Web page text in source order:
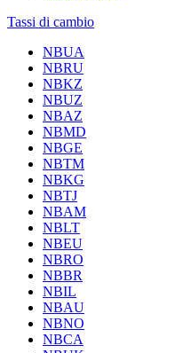
Tassi di cambio
NBUA
NBRU
NBKZ
NBUZ
NBAZ
NBMD
NBGE
NBTM
NBKG
NBTJ
NBAM
NBLT
NBEU
NBRO
NBBR
NBIL
NBAU
NBNO
NBCA